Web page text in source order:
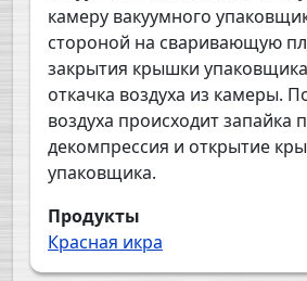
камеру вакуумного
стороной на сваривающую
закрытия крышки
откачка воздуха из камеры.
воздуха происходит запайка
декомпрессия и открытие
упаковщика.
Продукты
Красная икра